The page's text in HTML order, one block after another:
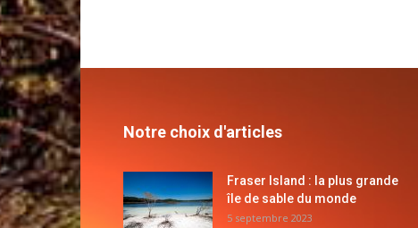
Notre choix d'articles
Fraser Island : la plus grande
île de sable du monde
5 septembre 2023